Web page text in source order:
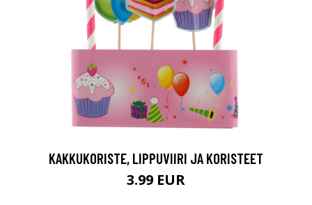
KAKKUKORISTE, LIPPUVIIRI JA KORISTEET
3.99 EUR